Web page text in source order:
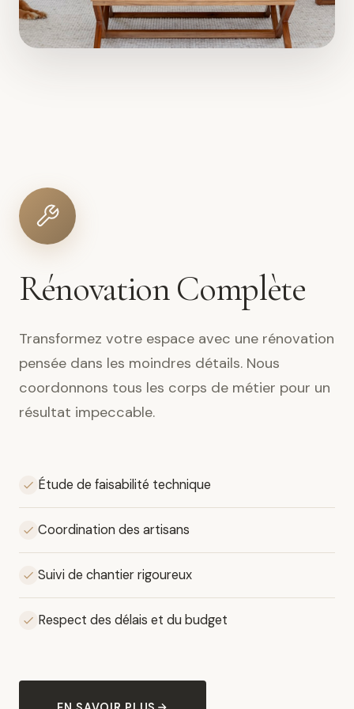
Rénovation Complète
Transformez votre espace avec une rénovation
pensée dans les moindres détails. Nous
coordonnons tous les corps de métier pour un
résultat impeccable.
Étude de faisabilité technique
Coordination des artisans
Suivi de chantier rigoureux
Respect des délais et du budget